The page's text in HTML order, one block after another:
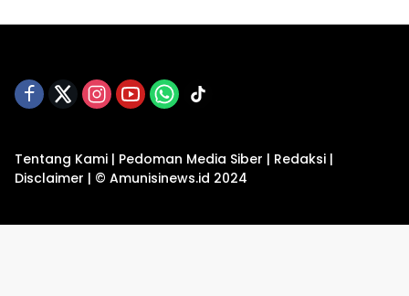
Tentang Kami | Pedoman Media Siber | Redaksi |
Disclaimer | © Amunisinews.id 2024